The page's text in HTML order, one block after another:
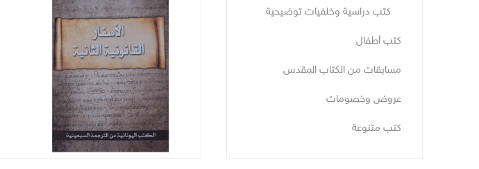
كتب دراسية وخلفيات توضيحية
كتب أطفال
مسابقات من الكتاب المقدس
عروض وخصومات
كتب متنوعة